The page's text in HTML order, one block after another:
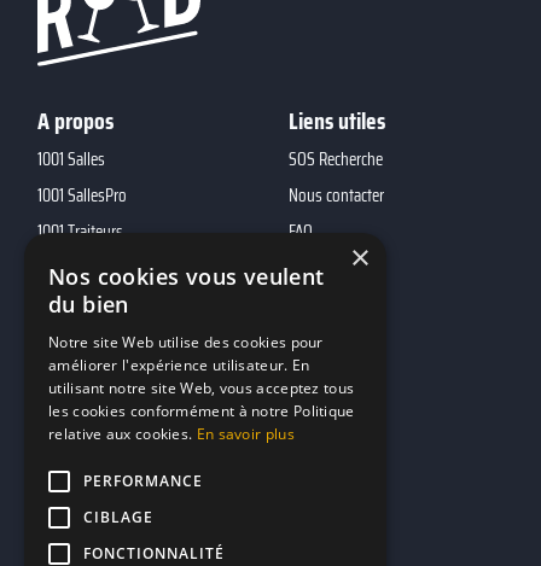
A propos
1001 Salles
1001 SallesPro
1001 Traiteurs
1001 DJ
10h01
MP2
Liens utiles
SOS Recherche
Nous contacter
FAQ
Contacts
marketing@reserverunbar.fr
11 rue Maurice Grandcoing
94200 Ivry-sur-Seine
×
Nos cookies vous veulent
du bien
Notre site Web utilise des cookies pour
améliorer l'expérience utilisateur. En
utilisant notre site Web, vous acceptez tous
les cookies conformément à notre Politique
relative aux cookies. En savoir plus
PERFORMANCE
CIBLAGE
FONCTIONNALITÉ